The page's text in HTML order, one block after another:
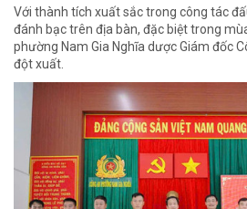
Với thành tích xuất sắc trong công tác
đánh bạc trên địa bàn, đặc biệt trong
phường Nam Gia Nghĩa dược Giám đốc
đột xuất.